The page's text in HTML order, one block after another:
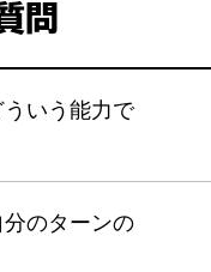
問
ういう能力で
分のターンの